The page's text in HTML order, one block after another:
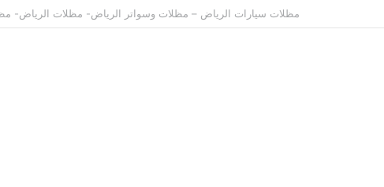
مظلات الدرعية بالرياض: أحدث تصاميم 2026 بأسعار تنافسية